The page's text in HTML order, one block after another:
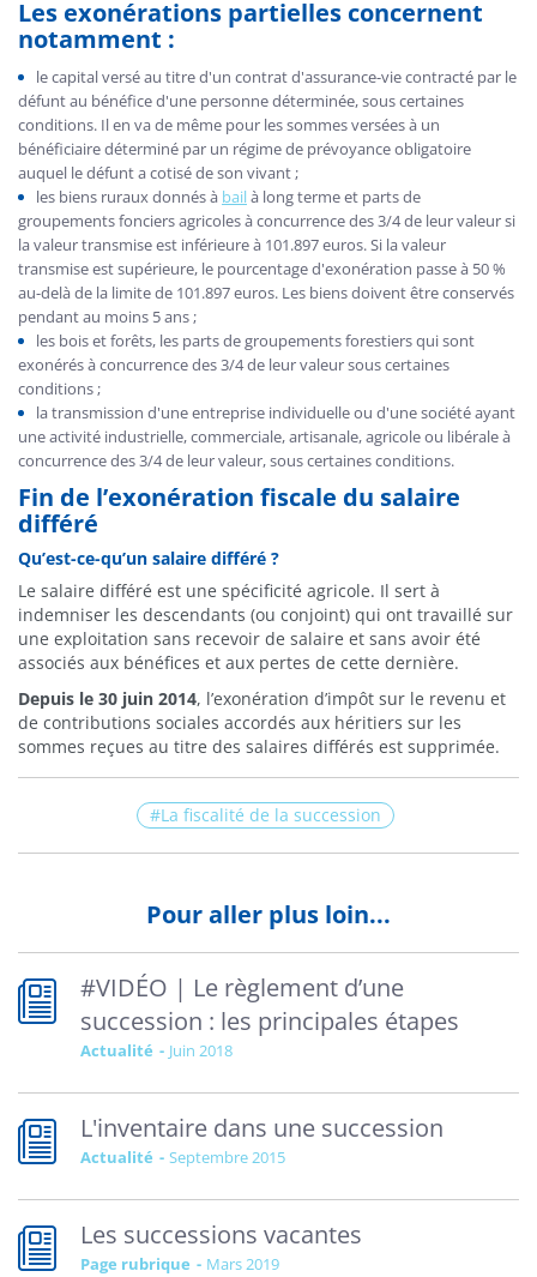
Les exonérations partielles concernent
notamment :
le capital versé au titre d'un contrat d'assurance-vie contracté par le
défunt au bénéfice d'une personne déterminée, sous certaines
conditions. Il en va de même pour les sommes versées à un
bénéficiaire déterminé par un régime de prévoyance obligatoire
auquel le défunt a cotisé de son vivant ;
les biens ruraux donnés à bailà long terme et parts de
groupements fonciers agricoles à concurrence des 3/4 de leur valeur si
la valeur transmise est inférieure à 101.897 euros. Si la valeur
transmise est supérieure, le pourcentage d'exonération passe à 50 %
au-delà de la limite de 101.897 euros. Les biens doivent être conservés
pendant au moins 5 ans ;
les bois et forêts, les parts de groupements forestiers qui sont
exonérés à concurrence des 3/4 de leur valeur sous certaines
conditions ;
la transmission d'une entreprise individuelle ou d'une société ayant
une activité industrielle, commerciale, artisanale, agricole ou libérale à
concurrence des 3/4 de leur valeur, sous certaines conditions.
Fin de l’exonération fiscale du salaire
différé
Qu’est-ce-qu’un salaire différé ?
Le salaire différé est une spécificité agricole. Il sert à
indemniser les descendants (ou conjoint) qui ont travaillé sur
une exploitation sans recevoir de salaire et sans avoir été
associés aux bénéfices et aux pertes de cette dernière.
Depuis le 30 juin 2014, l’exonération d’impôt sur le revenu et
de contributions sociales accordés aux héritiers sur les
sommes reçues au titre des salaires différés est supprimée.
La fiscalité de la succession
Pour aller plus loin...
#VIDÉO | Le règlement d’une
succession : les principales étapes
Actualité juin 2018
L'inventaire dans une succession
Actualité septembre 2015
Les successions vacantes
Page rubrique mars 2019